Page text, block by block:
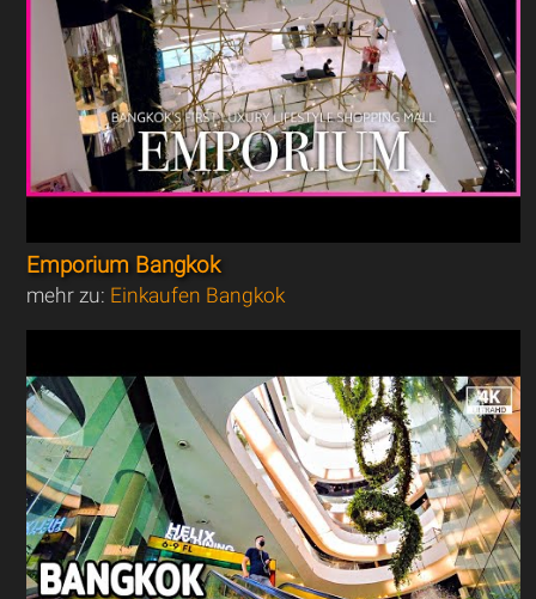
Emporium Bangkok
mehr zu: Einkaufen Bangkok